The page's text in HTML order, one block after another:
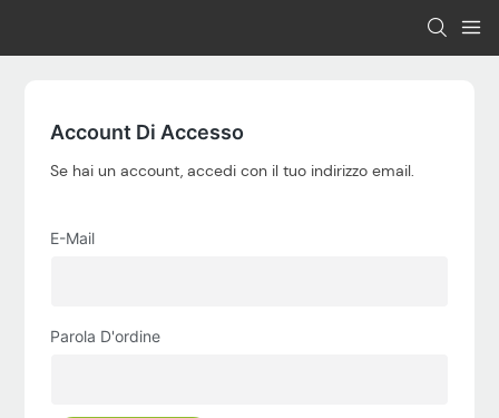
Account Di Accesso
Se hai un account, accedi con il tuo indirizzo email.
E-Mail
Parola D'ordine